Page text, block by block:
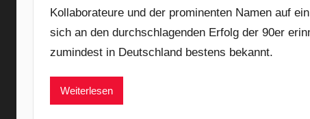
Kollaborateure und der prominenten Namen auf
sich an den durchschlagenden Erfolg der 90er
zumindest in Deutschland bestens bekannt.
Weiterlesen